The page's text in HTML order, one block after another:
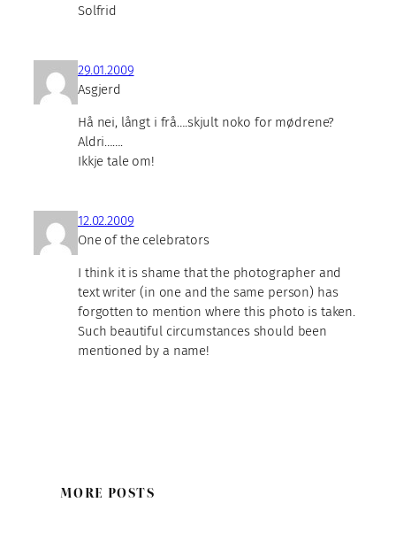
Solfrid
29.01.2009
Asgjerd
Hå nei, långt i frå….skjult noko for mødrene?
Aldri…….
Ikkje tale om!
12.02.2009
One of the celebrators
I think it is shame that the photographer and
text writer (in one and the same person) has
forgotten to mention where this photo is taken.
Such beautiful circumstances should been
mentioned by a name!
MORE POSTS